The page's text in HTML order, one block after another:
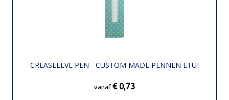
CREASLEEVE PEN - CUSTOM MADE PENNEN ETUI
vanaf € 0,73